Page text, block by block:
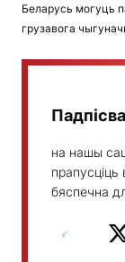
Беларусь могуць
грузавога
на нашы
прапусціць
бяспечна